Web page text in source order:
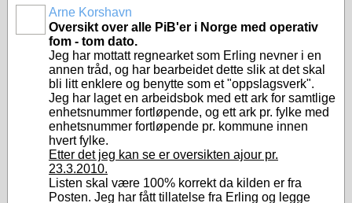
Arne Korshavn
Oversikt over alle PiB'er i Norge med operativ
fom - tom dato.
Jeg har mottatt regnearket som Erling nevner i en
annen tråd, og har bearbeidet dette slik at det skal
bli litt enklere og benytte som et "oppslagsverk".
Jeg har laget en arbeidsbok med ett ark for samtlige
enhetsnummer fortløpende, og ett ark pr. fylke med
enhetsnummer fortløpende pr. kommune innen
hvert fylke.
Etter det jeg kan se er oversikten ajour pr.
23.3.2010.
Listen skal være 100% korrekt da kilden er fra
Posten. Jeg har fått tillatelse fra Erling og legge